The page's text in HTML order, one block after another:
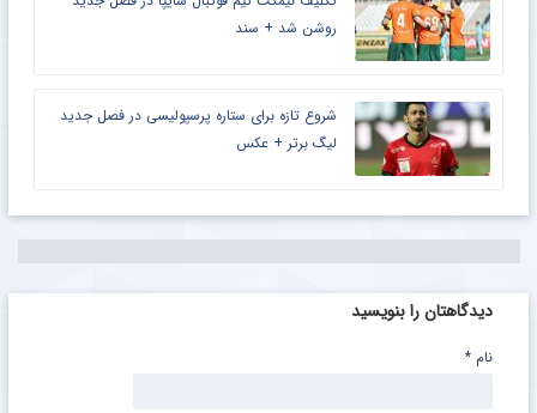
مدیرعامل چه بود ؟ + عکس
اقدام جالب مدیرعامل خبرساز تراکتور + عکس